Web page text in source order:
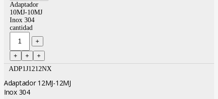
Adaptador
10MJ-10MJ
Inox 304
cantidad
ADP1J1212NX
Adaptador 12MJ-12MJ
Inox 304